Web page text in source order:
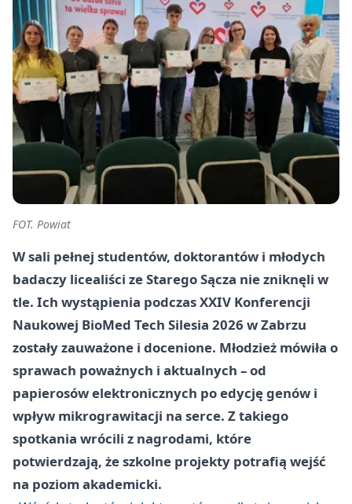
FOT. Powiat
W sali pełnej studentów, doktorantów i młodych
badaczy licealiści ze Starego Sącza nie zniknęli w
tle. Ich wystąpienia podczas XXIV Konferencji
Naukowej BioMed Tech Silesia 2026 w Zabrzu
zostały zauważone i docenione. Młodzież mówiła o
sprawach poważnych i aktualnych – od
papierosów elektronicznych po edycję genów i
wpływ mikrograwitacji na serce. Z takiego
spotkania wrócili z nagrodami, które
potwierdzają, że szkolne projekty potrafią wejść
na poziom akademicki.